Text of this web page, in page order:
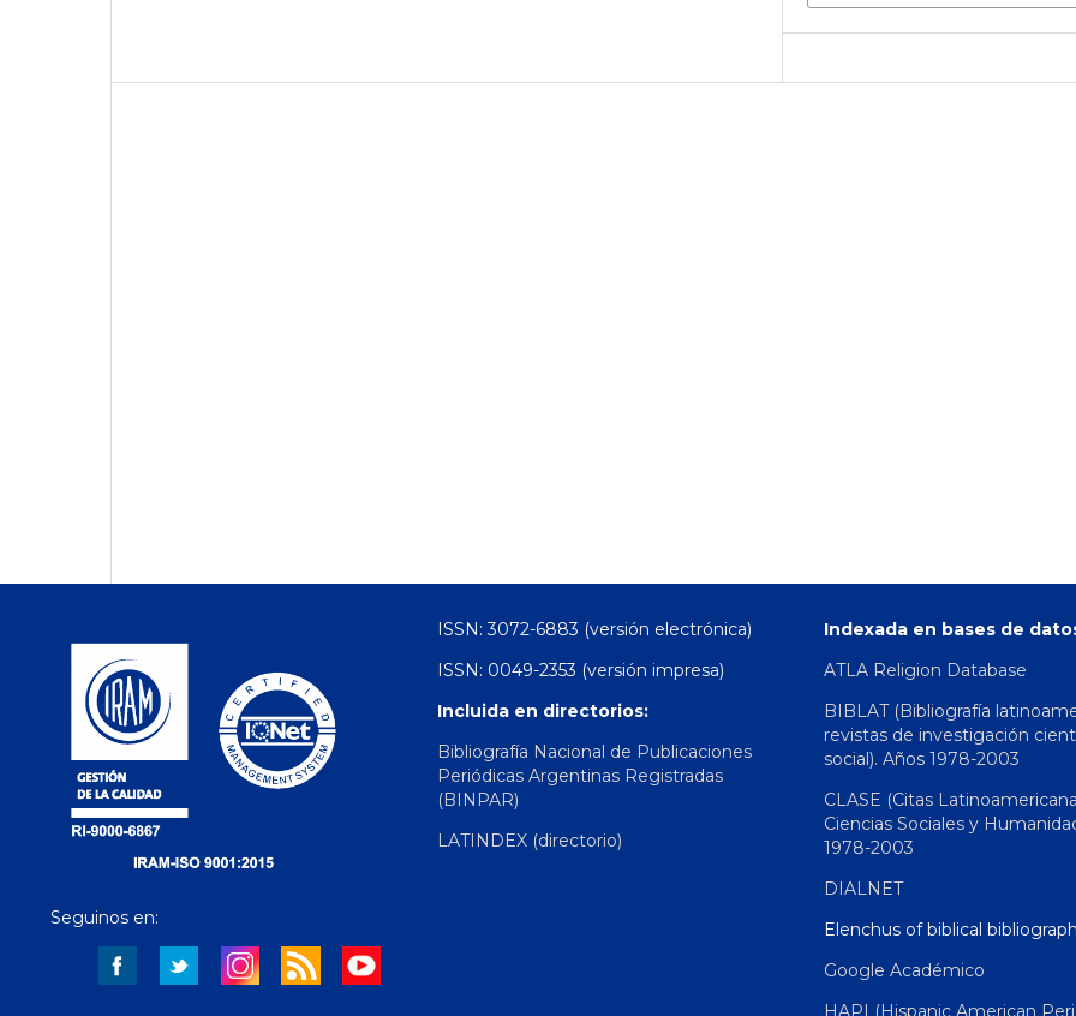
Seguinos en:
ISSN: 3072-6883 (versión electrónica)
ISSN: 0049-2353 (versión impresa)
Incluida en directorios:
Bibliografía Nacional de Publicaciones
Periódicas Argentinas Registradas
(BINPAR)
LATINDEX (directorio)
Indexada en bases de
ATLA Religion Database
BIBLAT (Bibliografía
revistas de investigación
social). Años 1978-2003
CLASE (Citas
Ciencias Sociales y
1978-2003
DIALNET
Elenchus of biblical
Google Académico
HAPI (Hispanic American